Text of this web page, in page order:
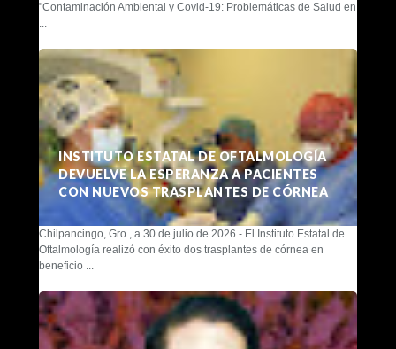
"Contaminación Ambiental y Covid-19: Problemáticas de Salud en
...
INSTITUTO ESTATAL DE OFTALMOLOGÍA
DEVUELVE LA ESPERANZA A PACIENTES
CON NUEVOS TRASPLANTES DE CÓRNEA
Chilpancingo, Gro., a 30 de julio de 2026.- El Instituto Estatal de
Oftalmología realizó con éxito dos trasplantes de córnea en
beneficio ...